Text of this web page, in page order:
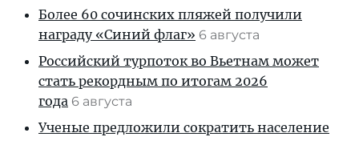
Более 60 сочинских пляжей получили
награду «Синий флаг» 6 августа
Российский турпоток во Вьетнам может
стать рекордным по итогам 2026
года 6 августа
Ученые предложили сократить население